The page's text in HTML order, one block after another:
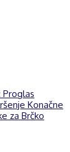
Proglas
Konačne
za Brčko